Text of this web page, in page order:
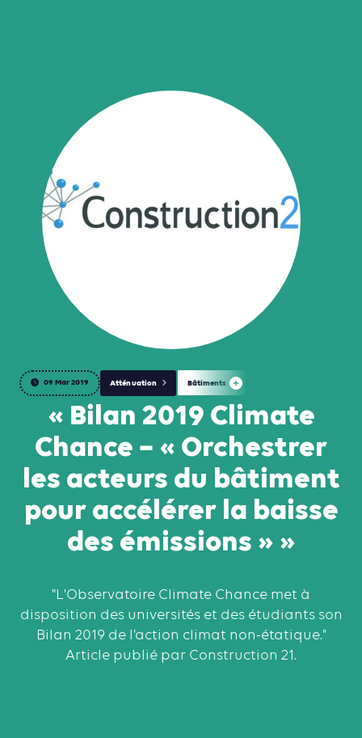
09 Mar 2019 Atténuation Bâtiments
« Bilan 2019 Climate
Chance – « Orchestrer
les acteurs du bâtiment
pour accélérer la baisse
des émissions » »
"L'Observatoire Climate Chance met à
disposition des universités et des étudiants son
Bilan 2019 de l’action climat non-étatique."
Article publié par Construction 21.